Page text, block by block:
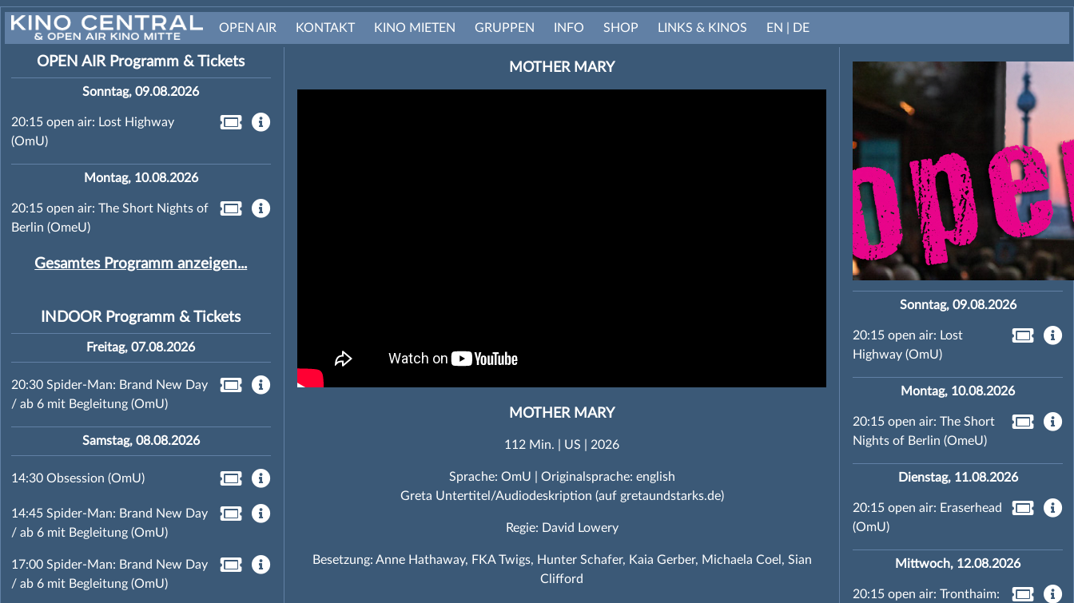
OPEN AIR KONTAKT KINO MIETEN GRUPPEN INFO SHOP LINKS & KINOS EN | DE
MOTHER MARY
MOTHER MARY
112 Min. | US | 2026
Sprache: OmU | Originalsprache: english
Greta Untertitel/Audiodeskription (auf gretaundstarks.de)
Regie: David Lowery
Besetzung: Anne Hathaway, FKA Twigs, Hunter Schafer, Kaia Gerber, Michaela Coel, Sian
Clifford
OPEN AIR Programm & Tickets
Sonntag, 09.08.2026
20:15 open air: Lost Highway
(OmU)
Montag, 10.08.2026
20:15 open air: The Short Nights of
Berlin (OmeU)
Gesamtes Programm anzeigen...
INDOOR Programm & Tickets
Freitag, 07.08.2026
20:30 Spider-Man: Brand New Day
/ ab 6 mit Begleitung (OmU)
Samstag, 08.08.2026
14:30 Obsession (OmU)
14:45 Spider-Man: Brand New Day
/ ab 6 mit Begleitung (OmU)
17:00 Spider-Man: Brand New Day
/ ab 6 mit Begleitung (OmU)
Sonntag, 09.08.2026
20:15 open air: Lost
Highway (OmU)
Montag, 10.08.2026
20:15 open air: The Short
Nights of Berlin (OmeU)
Dienstag, 11.08.2026
20:15 open air: Eraserhead
(OmU)
Mittwoch, 12.08.2026
20:15 open air: Tronthaim: